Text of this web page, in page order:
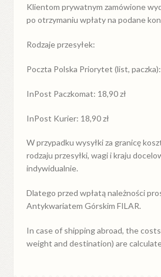
Klientom prywatnym zamówione
po otrzymaniu wpłaty na podane
Rodzaje przesyłek:
Poczta Polska Priorytet (list, paczka):
InPost Paczkomat: 18,90 zł
InPost Kurier: 18,90 zł
W przypadkuwysyłkiza granicę
rodzaju przesyłki, wagi i kraju
indywidualnie.
Dlatego przed wpłatą należności
Antykwariatem Górskim FILAR.
In case of shipping abroad, the
weight and destination) are